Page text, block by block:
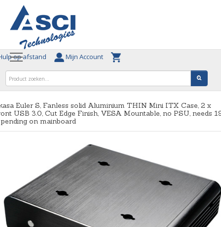
op afstand Mijn Account
Euler S, Fanless solid Aluminium THIN Mini ITX Case, 2 x
USB 3.0, Cut Edge Finish, VESA Mountable, no PSU, needs
on mainboard